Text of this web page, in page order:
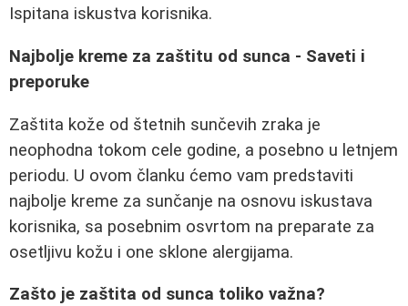
Ispitana iskustva korisnika.
Najbolje kreme za zaštitu od sunca - Saveti i
preporuke
Zaštita kože od štetnih sunčevih zraka je
neophodna tokom cele godine, a posebno u letnjem
periodu. U ovom članku ćemo vam predstaviti
najbolje kreme za sunčanje na osnovu iskustava
korisnika, sa posebnim osvrtom na preparate za
osetljivu kožu i one sklone alergijama.
Zašto je zaštita od sunca toliko važna?